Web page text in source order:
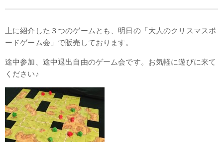
上に紹介した３つのゲームとも、明日の「大人のクリスマスボ
ードゲーム会」で販売しております。
途中参加、途中退出自由のゲーム会です。お気軽に遊びに来て
ください♪